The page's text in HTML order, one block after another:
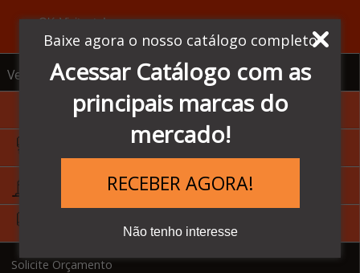
Baixe agora o nosso catálogo completo
Acessar Catálogo com as
principais marcas do
mercado!
RECEBER AGORA!
Não tenho interesse
Olá Visitante!
Ver todas as categorias
Sensores Balluff
Inversores de Frequência
CLP's - Controlador Lógico
Solicite Orçamento